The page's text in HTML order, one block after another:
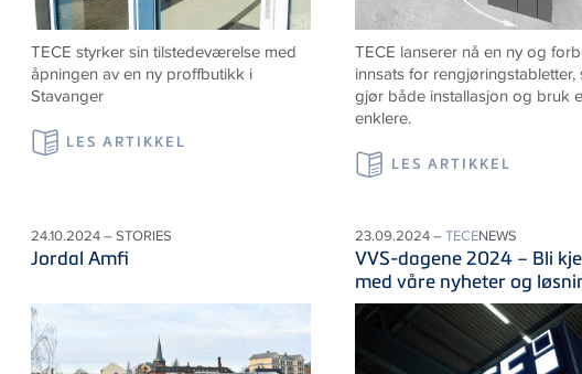
TECE styrker sin tilstedeværelse med
åpningen av en ny proffbutikk i
Stavanger
LES ARTIKKEL
TECE lanserer nå en ny og
innsats for rengjøringstabletter,
gjør både installasjon og bruk
enklere.
LES ARTIKKEL
24.10.2024 – STORIES
Jordal Amfi
23.09.2024 –TECENEWS
VVS-dagene 2024 – Bli
med våre nyheter og